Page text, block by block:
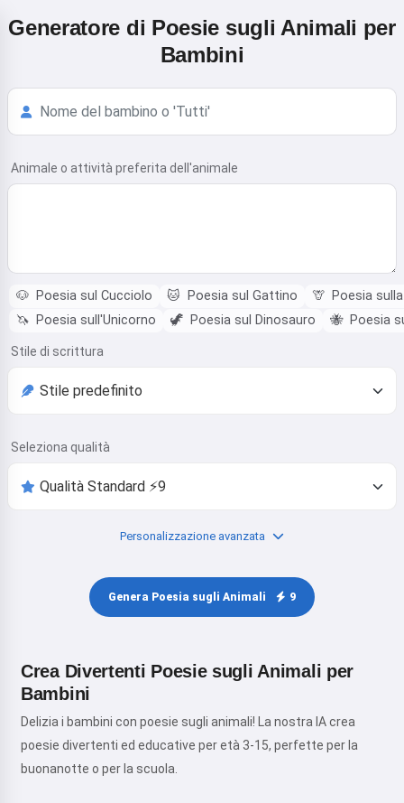
Generatore di Poesie sugli Animali per
Bambini
Animale o attività preferita dell'animale
🐶 Poesia sul Cucciolo 🐱 Poesia sul Gattino 🦒 Poesia
🦄 Poesia sull'Unicorno 🦖 Poesia sul Dinosauro 🐝 Poesia
Stile di scrittura
Seleziona qualità
Personalizzazione avanzata
Genera Poesia sugli Animali 9
Crea Divertenti Poesie sugli Animali per
Bambini
Delizia i bambini con poesie sugli animali! La nostra IA crea
poesie divertenti ed educative per età 3-15, perfette per la
buonanotte o per la scuola.